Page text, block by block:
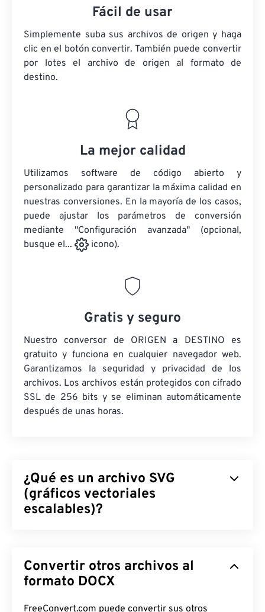
Fácil de usar
Simplemente suba sus archivos de origen y haga
clic en el botón convertir. También puede convertir
por lotes el archivo de origen al formato de
destino.
La mejor calidad
Utilizamos software de código abierto y
personalizado para garantizar la máxima calidad en
nuestras conversiones. En la mayoría de los casos,
puede ajustar los parámetros de conversión
mediante "Configuración avanzada" (opcional,
busque el...
icono).
Gratis y seguro
Nuestro conversor de ORIGEN a DESTINO es
gratuito y funciona en cualquier navegador web.
Garantizamos la seguridad y privacidad de los
archivos. Los archivos están protegidos con cifrado
SSL de 256 bits y se eliminan automáticamente
después de unas horas.
¿Qué es un archivo SVG
(gráficos vectoriales
escalables)?
independiente de la resolución. Se basa en el
Lenguaje de Marcado Extensible (
La principal ventaja de usar un archivo SVG es,
Convertir otros archivos al
formato DOCX
FreeConvert.com puede convertir sus otros